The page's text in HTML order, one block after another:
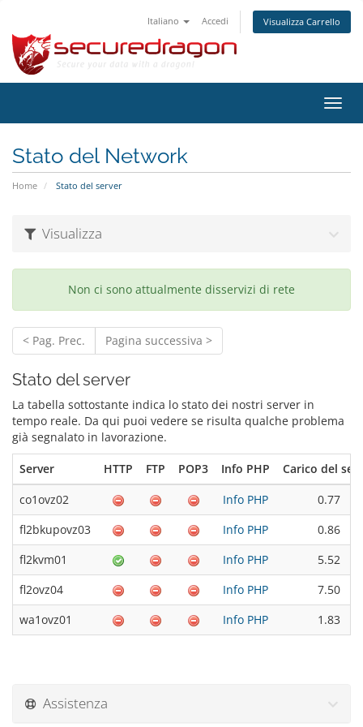
Italiano Accedi Visualizza Carrello
Attiva
Stato del Network
Home Stato del server
Visualizza
Non ci sono attualmente disservizi di rete
< Pag. Prec. Pagina successiva >
Stato del server
La tabella sottostante indica lo stato dei nostri server in
tempo reale. Da qui puoi vedere se risulta qualche problema
già segnalato in lavorazione.
Server HTTP FTP POP3 Info PHP
Carico del
co1ovz02
Info PHP
0.77
fl2bkupovz03
Info PHP
0.86
fl2kvm01
Info PHP
5.52
fl2ovz04
Info PHP
7.50
wa1ovz01
Info PHP 1.83
Assistenza